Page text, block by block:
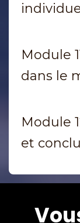
Module
dans le
Module
et